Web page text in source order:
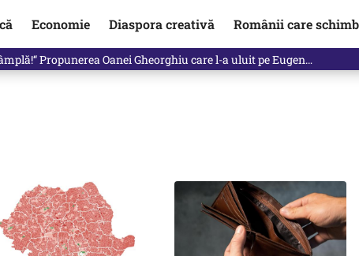
Economie Diaspora creativă Românii care
decizia luată astăzi de Guvern pentru toți românii